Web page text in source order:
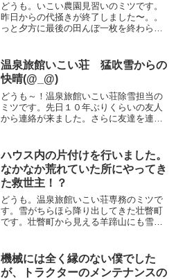
どうも。いこい農園見習いのミツです。
昨日からの代掻きが終了しました〜。。
っと夕方に最後の田んぼ一枚を終わらせ
が、荒代で一つの田んぼを１周して逆回
り１周さらに１周の計3周す...
温泉旅館いこい荘 猛吹雪からの
快晴(@_@)
どうも～！温泉旅館いこい荘除雪担当の
ミツです。先日１０年ぶりくらいの友人
から連絡が来ました。さらに友達を連れ
そうだけど発信するって大事だと思いま
した。そして、継続も大事...
ハウス内の片付けを行いました。
なかなか荒れていた所にやってき
た救世主！？
どうも。温泉旅館いこい荘専務のミツで
す。雪がちらほら降り出してきた壮瞥町
です。壮瞥町から見える羊蹄山にも雪が
ス内でする仕事しかありませんので清掃
を始めました。外仕事に追...
機械には全く縁のない僕でした
が、トラクターのメンテナンスの